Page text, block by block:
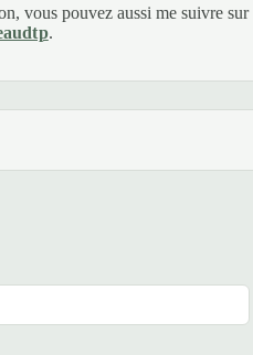
vous pouvez aussi me suivre sur
.